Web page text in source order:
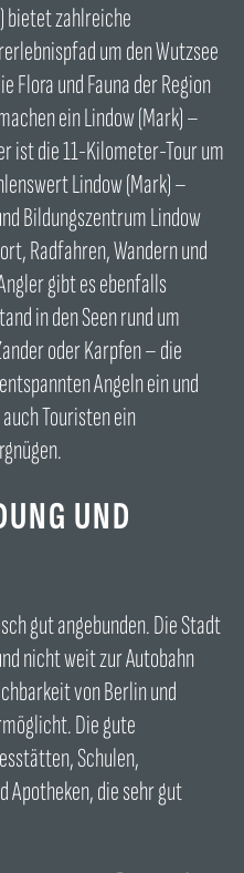
bietet zahlreiche
um den Wutzsee
und Fauna der Region
ein Lindow (Mark) –
ist die 11-Kilometer-Tour um
Lindow (Mark) –
Bildungszentrum Lindow
Radfahren, Wandern und
gibt es ebenfalls
in den Seen rund um
oder Karpfen – die
Angeln ein und
Touristen ein
UND
gut angebunden. Die Stadt
nicht weit zur Autobahn
von Berlin und
Die gute
Schulen,
Apotheken, die sehr gut